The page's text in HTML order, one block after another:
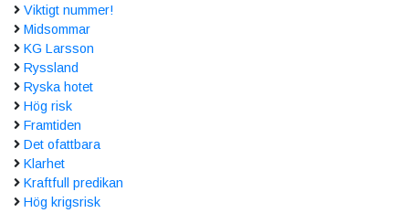
Viktigt nummer!
Midsommar
KG Larsson
Ryssland
Ryska hotet
Hög risk
Framtiden
Det ofattbara
Klarhet
Kraftfull predikan
Hög krigsrisk